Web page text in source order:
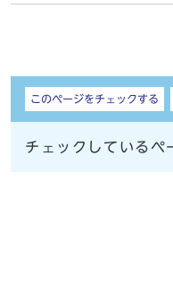
しおり
このページをチェックする
チェックしているペ